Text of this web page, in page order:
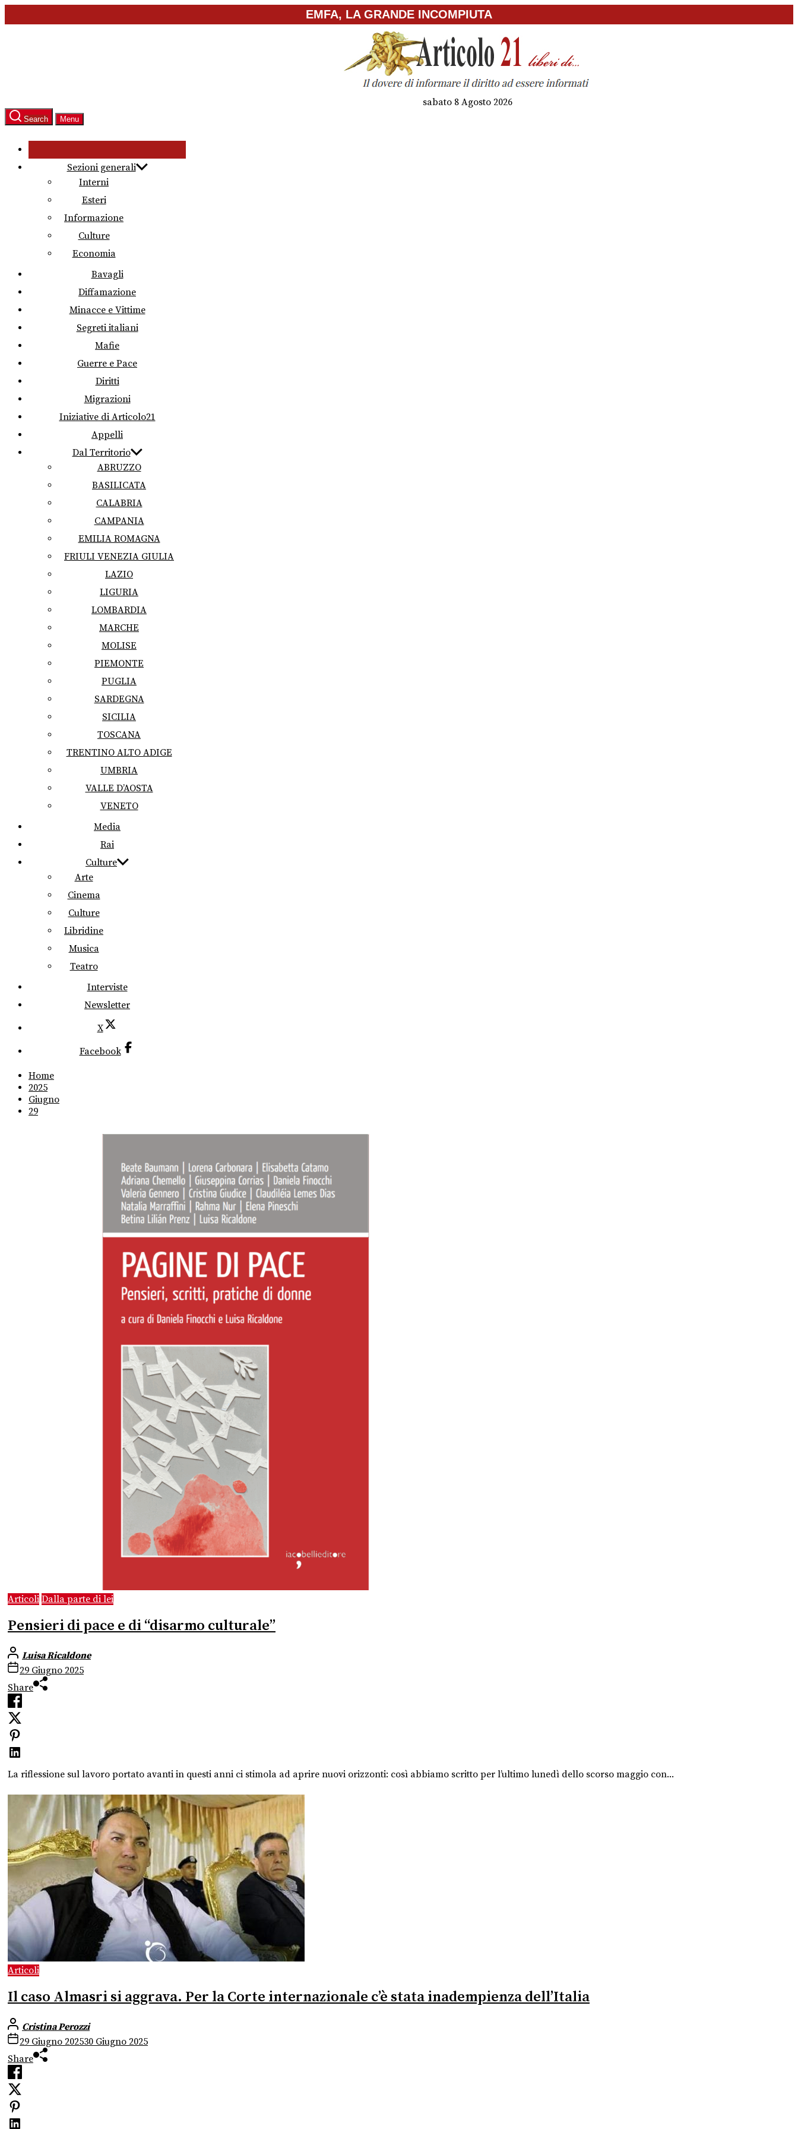
to
EMFA, LA GRANDE INCOMPIUTA
sabato 8 Agosto 2026
Search Menu
Sezioni generali
Interni
Esteri
Informazione
Culture
Economia
Bavagli
Diffamazione
Minacce e Vittime
Segreti italiani
Mafie
Guerre e Pace
Diritti
Migrazioni
Iniziative di Articolo21
Appelli
Dal Territorio
ABRUZZO
BASILICATA
CALABRIA
CAMPANIA
EMILIA ROMAGNA
FRIULI VENEZIA GIULIA
LAZIO
LIGURIA
LOMBARDIA
MARCHE
MOLISE
PIEMONTE
PUGLIA
SARDEGNA
SICILIA
TOSCANA
TRENTINO ALTO ADIGE
UMBRIA
VALLE D’AOSTA
VENETO
Media
Rai
Culture
Arte
Cinema
Culture
Libridine
Musica
Teatro
Interviste
Newsletter
X
Facebook
Home
2025
Giugno
29
Articoli Dalla parte di lei
Pensieri di pace e di “disarmo culturale”
Luisa Ricaldone
29 Giugno 2025
Share
La riflessione sul lavoro portato avanti in questi anni ci stimola ad aprire nuovi orizzonti: così abbiamo scritto per l’ultimo lunedì dello scorso maggio con...
Articoli
Il caso Almasri si aggrava. Per la Corte internazionale c’è stata inadempienza dell’Italia
Cristina Perozzi
29 Giugno 202530 Giugno 2025
Share